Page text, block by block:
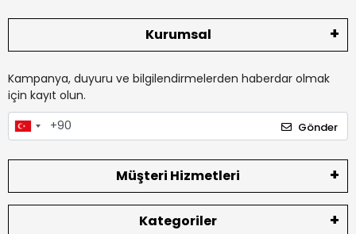
Kurumsal
Kampanya, duyuru ve bilgilendirmelerden haberdar olmak
için kayıt olun.
Gönder
Müşteri Hizmetleri
Kategoriler